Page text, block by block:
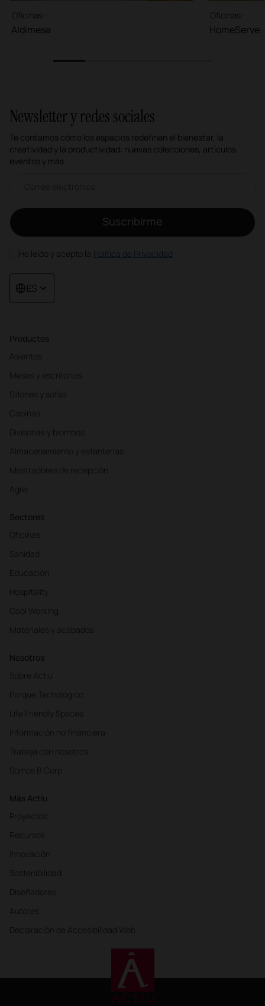
Oficinas ·
Aldimesa
Oficinas ·
HomeServe
Productos
Asientos
Mesas y escritorios
Sillones y sofás
Cabinas
Divisorias y biombos
Almacenamiento y estanterías
Mostradores de recepción
Agile
Sectores
Oficinas
Sanidad
Educación
Hospitality
Cool Working
Materiales y acabados
Nosotros
Sobre Actiu
Parque Tecnológico
Life Friendly Spaces
Información no financiera
Trabaja con nosotros
Somos B Corp
Más Actiu
Proyectos
Recursos
Innovación
Sostenibilidad
Diseñadores
Autores
Declaración de Accesibilidad Web
Newsletter y redes sociales
Te contamos cómo los espacios redefinen el bienestar, la
creatividad y la productividad: nuevas colecciones, artículos,
eventos y más.
Suscribirme
He leído y acepto la Política de Privacidad
ES